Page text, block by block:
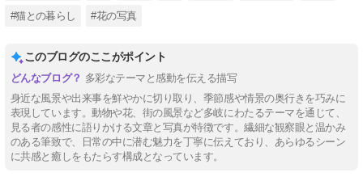
#猫との暮らし #花の写真
このブログのここがポイント
多彩なテーマと感動を伝える描写
身近な風景や出来事を鮮やかに切り取り、季節感や情景の奥行きを巧みに
表現しています。動物や花、街の風景など多岐にわたるテーマを通じて、
見る者の感性に語りかける文章と写真が特徴です。繊細な観察眼と温かみ
のある筆致で、日常の中に潜む魅力を丁寧に伝えており、あらゆるシーン
に共感と癒しをもたらす構成となっています。